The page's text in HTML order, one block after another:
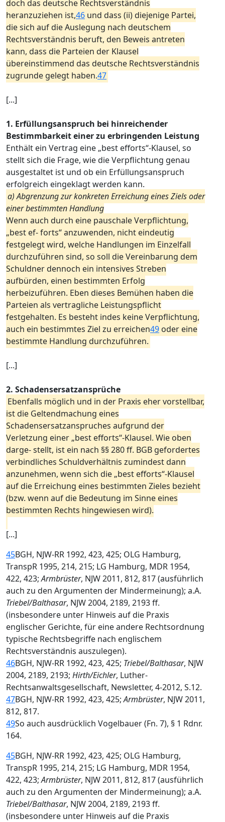
doch das deutsche Rechtsverständnis
heranzuziehen ist,46 und dass (ii) diejenige Partei,
die sich auf die Auslegung nach deutschem
Rechtsverständnis beruft, den Beweis antreten
kann, dass die Parteien der Klausel
übereinstimmend das deutsche Rechtsverständnis
zugrunde gelegt haben.47
[...]
1. Erfüllungsanspruch bei hinreichender
Bestimmbarkeit einer zu erbringenden Leistung
Enthält ein Vertrag eine „best efforts“-Klausel, so
stellt sich die Frage, wie die Verpflichtung genau
ausgestaltet ist und ob ein Erfüllungsanspruch
erfolgreich eingeklagt werden kann.
a) Abgrenzung zur konkreten Erreichung eines Ziels oder
einer bestimmten Handlung
Wenn auch durch eine pauschale Verpflichtung,
„best ef- forts“ anzuwenden, nicht eindeutig
festgelegt wird, welche Handlungen im Einzelfall
durchzuführen sind, so soll die Vereinbarung dem
Schuldner dennoch ein intensives Streben
aufbürden, einen bestimmten Erfolg
herbeizuführen. Eben dieses Bemühen haben die
Parteien als vertragliche Leistungspflicht
festgehalten. Es besteht indes keine Verpflichtung,
auch ein bestimmtes Ziel zu erreichen49 oder eine
bestimmte Handlung durchzuführen.
[...]
2. Schadensersatzansprüche
Ebenfalls möglich und in der Praxis eher vorstellbar,
ist die Geltendmachung eines
Schadensersatzanspruches aufgrund der
Verletzung einer „best efforts“-Klausel. Wie oben
darge- stellt, ist ein nach §§ 280 ff. BGB gefordertes
verbindliches Schuldverhältnis zumindest dann
anzunehmen, wenn sich die „best efforts“-Klausel
auf die Erreichung eines bestimmten Zieles bezieht
(bzw. wenn auf die Bedeutung im Sinne eines
bestimmten Rechts hingewiesen wird).
[...]
45BGH, NJW-RR 1992, 423, 425; OLG Hamburg,
TranspR 1995, 214, 215; LG Hamburg, MDR 1954,
422, 423;Armbrüster, NJW 2011, 812, 817 (ausführlich
auch zu den Argumenten der Mindermeinung); a.A.
Triebel/Balthasar, NJW 2004, 2189, 2193 ff.
(insbesondere unter Hinweis auf die Praxis
englischer Gerichte, für eine andere Rechtsordnung
typische Rechtsbegriffe nach englischem
Rechtsverständnis auszulegen).
46BGH, NJW-RR 1992, 423, 425; Triebel/Balthasar, NJW
2004, 2189, 2193; Hirth/Eichler, Luther-
Rechtsanwaltsgesellschaft, Newsletter, 4-2012, S.12.
47BGH, NJW-RR 1992, 423, 425;Armbrüster, NJW 2011,
812, 817.
49So auch ausdrücklich Vogelbauer (Fn. 7), § 1 Rdnr.
164.
45BGH, NJW-RR 1992, 423, 425; OLG Hamburg,
TranspR 1995, 214, 215; LG Hamburg, MDR 1954,
422, 423;Armbrüster, NJW 2011, 812, 817 (ausführlich
auch zu den Argumenten der Mindermeinung); a.A.
Triebel/Balthasar, NJW 2004, 2189, 2193 ff.
(insbesondere unter Hinweis auf die Praxis